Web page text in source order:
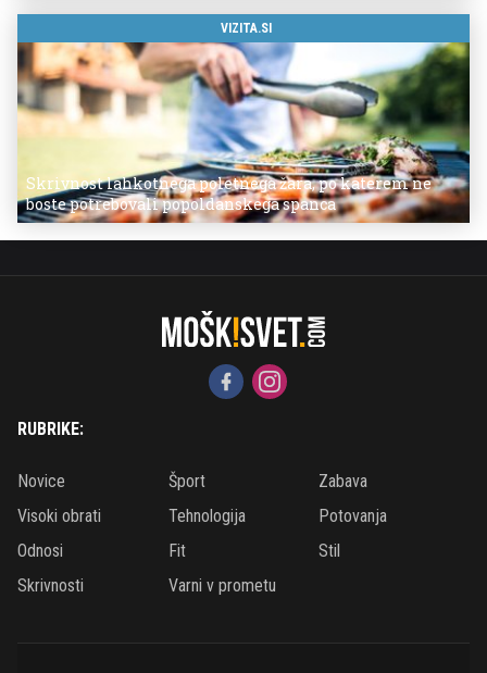
VIZITA.SI
Skrivnost lahkotnega poletnega žara, po katerem ne
boste potrebovali popoldanskega spanca
RUBRIKE:
Novice Šport
Zabava
Visoki obrati
Tehnologija
Potovanja
Odnosi
Fit
Stil
Skrivnosti
Varni v prometu